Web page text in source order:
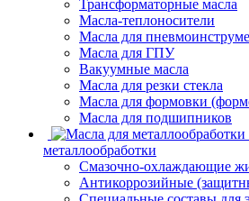
Трансформаторные масла
Масла-теплоносители
Масла для
Масла для ГПУ
Вакуумные масла
Масла для резки стекла
Масла для формовки
Масла для подшипников
металлообработки
Смазочно-охлаждающие
Антикоррозийные